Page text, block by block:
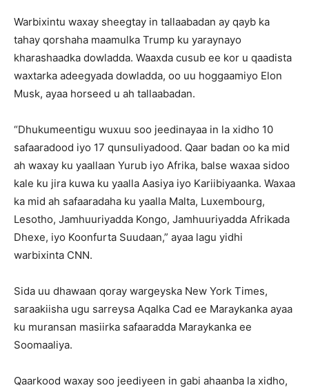
Warbixintu waxay sheegtay in tallaabadan ay qayb ka
tahay qorshaha maamulka Trump ku yaraynayo
kharashaadka dowladda. Waaxda cusub ee kor u qaadista
waxtarka adeegyada dowladda, oo uu hoggaamiyo Elon
Musk, ayaa horseed u ah tallaabadan.
“Dhukumeentigu wuxuu soo jeedinayaa in la xidho 10
safaaradood iyo 17 qunsuliyadood. Qaar badan oo ka mid
ah waxay ku yaallaan Yurub iyo Afrika, balse waxaa sidoo
kale ku jira kuwa ku yaalla Aasiya iyo Kariibiyaanka. Waxaa
ka mid ah safaaradaha ku yaalla Malta, Luxembourg,
Lesotho, Jamhuuriyadda Kongo, Jamhuuriyadda Afrikada
Dhexe, iyo Koonfurta Suudaan,” ayaa lagu yidhi
warbixinta CNN.
Sida uu dhawaan qoray wargeyska New York Times,
saraakiisha ugu sarreysa Aqalka Cad ee Maraykanka ayaa
ku muransan masiirka safaaradda Maraykanka ee
Soomaaliya.
Qaarkood waxay soo jeediyeen in gabi ahaanba la xidho,